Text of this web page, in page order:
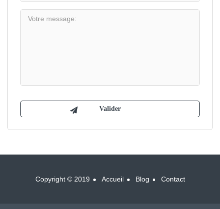
Copyright © 2019 Accueil Blog Contact